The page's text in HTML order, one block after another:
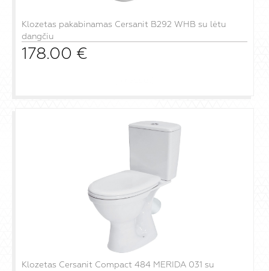
Klozetas pakabinamas Cersanit B292 WHB su lėtu
dangčiu
178.00 €
Klozetas Cersanit Compact 484 MERIDA 031 su